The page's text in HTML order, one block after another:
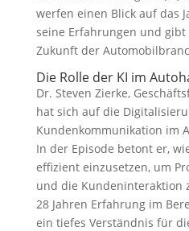
werfen einen Blick auf das
seine Erfahrungen und
Zukunft der
Die Rolle der KI im
Dr. Steven Zierke,
hat sich auf die
Kundenkommunikation im
In der Episode betont er,
effizient einzusetzen, um
und die Kundeninteraktion
28 Jahren Erfahrung im
ein tiefes Verständnis für